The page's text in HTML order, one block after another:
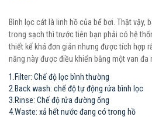
Bình lọc cát là linh hồ của bể bơi. Thật vậy,
trong sạch thì trước tiên bạn phải có hệ
thiết kế khá đơn giản nhưng được tích hợp
năng này được điều khiển bằng một van đa
1.Filter: Chế độ lọc bình thường
2.Back wash: chế độ tự động rửa bình lọc
3.Rinse: Chế độ rửa đường ống
4.Waste: xả hết nước đang có trong hồ